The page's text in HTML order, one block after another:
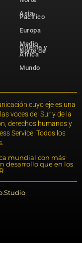
Asia-
Pacífico
Europa
Medio
Oriente y
Norte de
África
Mundo
cuyo eje es una
voces del Sur y de la
derechos humanos y
Service. Todos los
mundial con más
desarrollo que en los